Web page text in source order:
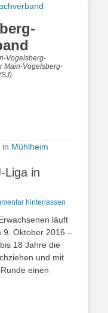
Vogelsberg-
Main-Vogelsberg-
Liga in
hinterlassen
läuft
9. Oktober 2016 –
18 Jahre die
und mit
einen